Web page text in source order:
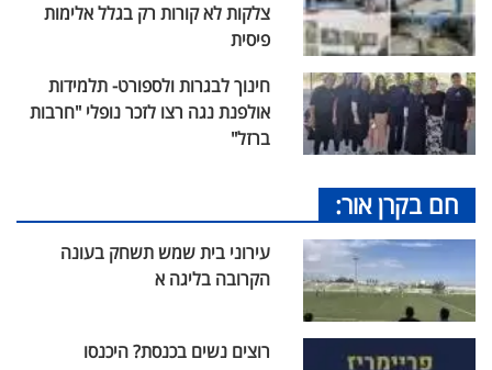
צלקות לא קורות רק בגלל אלימות
פיסית
חינוך לבגרות ולספורט- תלמידות
אולפנת נגה רצו לזכר נופלי "חרבות
ברזל"
חם בקרן אור:
עירוני בית שמש תשחק בעונה
הקרובה בליגה א
רוצים נשים בכנסת? היכנסו